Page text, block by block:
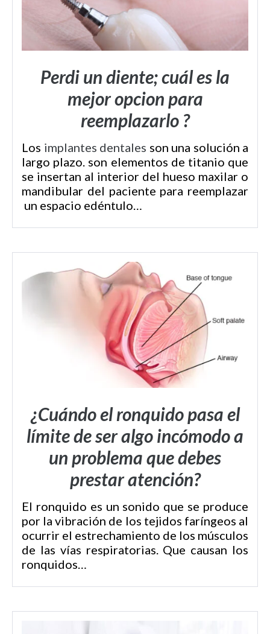
Perdi un diente; cuál es la
mejor opcion para
reemplazarlo ?
Los implantes dentales son una solución a
largo plazo. son elementos de titanio que
se insertan al interior del hueso maxilar o
mandibular del paciente para reemplazar
un espacio edéntulo…
¿Cuándo el ronquido pasa el
límite de ser algo incómodo a
un problema que debes
prestar atención?
El ronquido es un sonido que se produce
por la vibración de los tejidos faríngeos al
ocurrir el estrechamiento de los músculos
de las vías respiratorias. Que causan los
ronquidos…